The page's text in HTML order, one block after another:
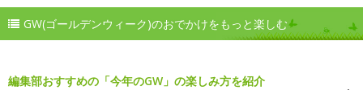
GW(ゴールデンウィーク)のおでかけをもっと楽しむ
編集部おすすめの「今年のGW」の楽しみ方を紹介